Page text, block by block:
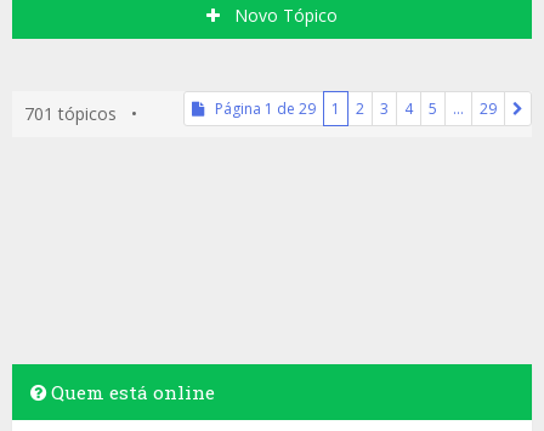
Novo Tópico
701 tópicos • Página 1 de 29 1 2 3 4 5 … 29
Quem está online